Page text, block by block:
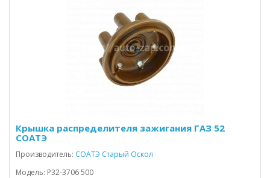
Крышка распределителя зажигания ГАЗ 52
СОАТЭ
Производитель: СОАТЭ Старый Оскол
Модель: Р32-3706 500